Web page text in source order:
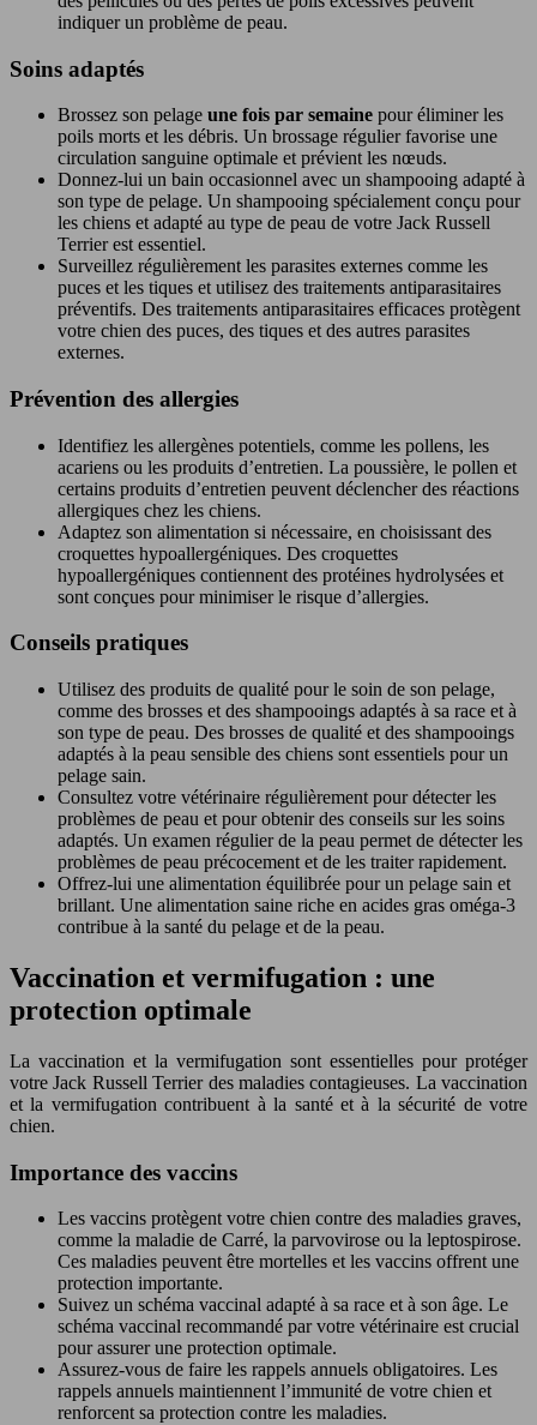
indiquer un problème de peau.
Soins adaptés
Brossez son pelage une fois par semaine pour éliminer les
poils morts et les débris. Un brossage régulier favorise une
circulation sanguine optimale et prévient les nœuds.
Donnez-lui un bain occasionnel avec un shampooing adapté à
son type de pelage. Un shampooing spécialement conçu pour
les chiens et adapté au type de peau de votre Jack Russell
Terrier est essentiel.
Surveillez régulièrement les parasites externes comme les
puces et les tiques et utilisez des traitements antiparasitaires
préventifs. Des traitements antiparasitaires efficaces protègent
votre chien des puces, des tiques et des autres parasites
externes.
Prévention des allergies
Identifiez les allergènes potentiels, comme les pollens, les
acariens ou les produits d’entretien. La poussière, le pollen et
certains produits d’entretien peuvent déclencher des réactions
allergiques chez les chiens.
Adaptez son alimentation si nécessaire, en choisissant des
croquettes hypoallergéniques. Des croquettes
hypoallergéniques contiennent des protéines hydrolysées et
sont conçues pour minimiser le risque d’allergies.
Conseils pratiques
Utilisez des produits de qualité pour le soin de son pelage,
comme des brosses et des shampooings adaptés à sa race et à
son type de peau. Des brosses de qualité et des shampooings
adaptés à la peau sensible des chiens sont essentiels pour un
pelage sain.
Consultez votre vétérinaire régulièrement pour détecter les
problèmes de peau et pour obtenir des conseils sur les soins
adaptés. Un examen régulier de la peau permet de détecter les
problèmes de peau précocement et de les traiter rapidement.
Offrez-lui une alimentation équilibrée pour un pelage sain et
brillant. Une alimentation saine riche en acides gras oméga-3
contribue à la santé du pelage et de la peau.
Vaccination et vermifugation : une
protection optimale
La vaccination et la vermifugation sont essentielles pour protéger
votre Jack Russell Terrier des maladies contagieuses. La vaccination
et la vermifugation contribuent à la santé et à la sécurité de votre
chien.
Importance des vaccins
Les vaccins protègent votre chien contre des maladies graves,
comme la maladie de Carré, la parvovirose ou la leptospirose.
Ces maladies peuvent être mortelles et les vaccins offrent une
protection importante.
Suivez un schéma vaccinal adapté à sa race et à son âge. Le
schéma vaccinal recommandé par votre vétérinaire est crucial
pour assurer une protection optimale.
Assurez-vous de faire les rappels annuels obligatoires. Les
rappels annuels maintiennent l’immunité de votre chien et
renforcent sa protection contre les maladies.